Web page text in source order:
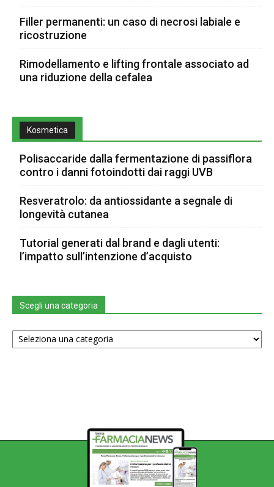
Filler permanenti: un caso di necrosi labiale e
ricostruzione
Rimodellamento e lifting frontale associato ad
una riduzione della cefalea
Kosmetica
Polisaccaride dalla fermentazione di passiflora
contro i danni fotoindotti dai raggi UVB
Resveratrolo: da antiossidante a segnale di
longevità cutanea
Tutorial generati dal brand e dagli utenti:
l’impatto sull’intenzione d’acquisto
Scegli una categoria
Scegli
una